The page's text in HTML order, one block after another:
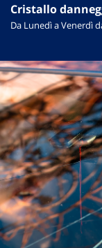
Cristallo
Da Lunedì a Venerdì